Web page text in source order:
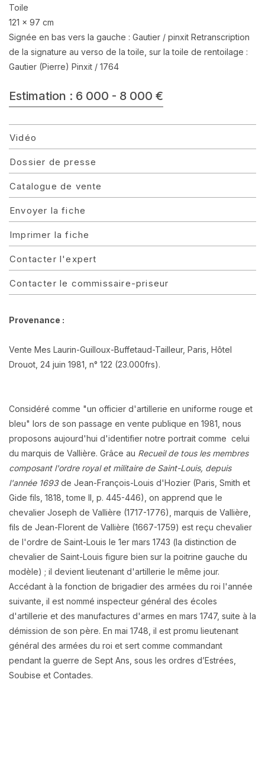
Toile
121 x 97 cm
Signée en bas vers la gauche : Gautier / pinxit Retranscription
de la signature au verso de la toile, sur la toile de rentoilage :
Gautier (Pierre) Pinxit / 1764
Estimation : 6 000 - 8 000 €
Vidéo
Dossier de presse
Catalogue de vente
Envoyer la fiche
Imprimer la fiche
Contacter l'expert
Contacter le commissaire-priseur
Provenance :
Vente Mes Laurin-Guilloux-Buffetaud-Tailleur, Paris, Hôtel
Drouot, 24 juin 1981, n° 122 (23.000frs).
Considéré comme "un officier d'artillerie en uniforme rouge et
bleu" lors de son passage en vente publique en 1981, nous
proposons aujourd'hui d'identifier notre portrait comme celui
du marquis de Vallière. Grâce au Recueil de tous les membres
composant l'ordre royal et militaire de Saint-Louis, depuis
l'année 1693de Jean-François-Louis d'Hozier (Paris, Smith et
Gide fils, 1818, tome II, p. 445-446), on apprend que le
chevalier Joseph de Vallière (1717-1776), marquis de Vallière,
fils de Jean-Florent de Vallière (1667-1759) est reçu chevalier
de l'ordre de Saint-Louis le 1er mars 1743 (la distinction de
chevalier de Saint-Louis figure bien sur la poitrine gauche du
modèle) ; il devient lieutenant d'artillerie le même jour.
Accédant à la fonction de brigadier des armées du roi l'année
suivante, il est nommé inspecteur général des écoles
d'artillerie et des manufactures d'armes en mars 1747, suite à la
démission de son père. En mai 1748, il est promu lieutenant
général des armées du roi et sert comme commandant
pendant la guerre de Sept Ans, sous les ordres d’Estrées,
Soubise et Contades.